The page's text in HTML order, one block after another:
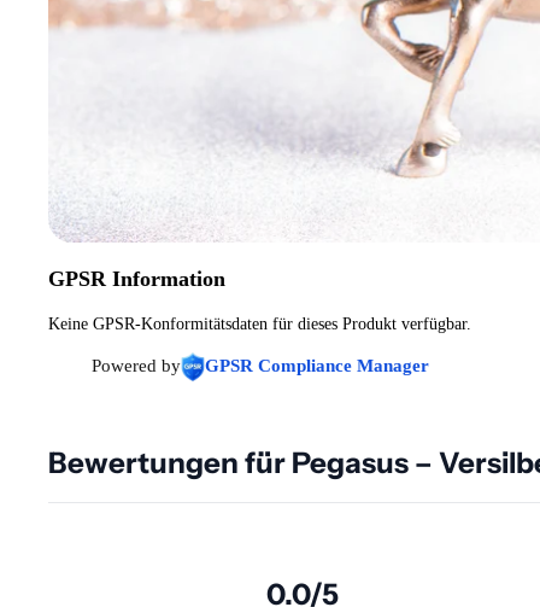
GPSR Information
Keine GPSR-Konformitätsdaten für dieses Produkt verfügbar.
Powered by GPSR Compliance Manager